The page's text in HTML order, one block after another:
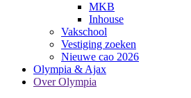
MKB
Inhouse
Vakschool
Vestiging zoeken
Nieuwe cao 2026
Olympia & Ajax
Over Olympia